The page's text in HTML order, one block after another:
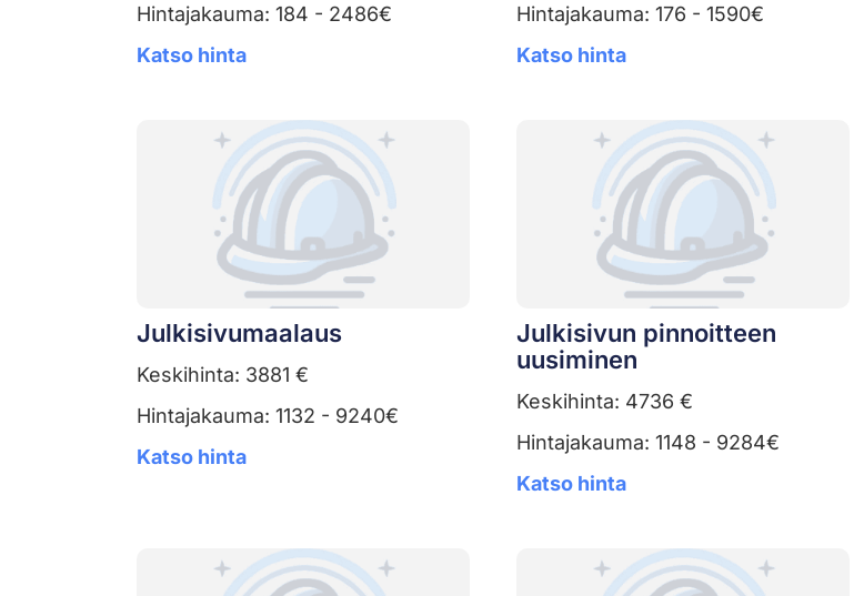
Hintajakauma: 184 - 2486€
Katso hinta
Hintajakauma: 176 - 1590€
Katso hinta
Julkisivumaalaus
Keskihinta: 3881 €
Hintajakauma: 1132 - 9240€
Katso hinta
Julkisivun pinnoitteen
uusiminen
Keskihinta: 4736 €
Hintajakauma: 1148 - 9284€
Katso hinta